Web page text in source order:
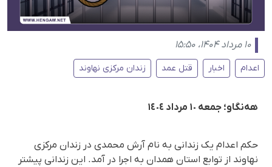
۱۰ مرداد ۱۴۰۴، ۱۵:۵۰
اعدام اخبار قتل عمد زندان مرکزی نهاوند
هەنگاو؛ جمعه ١٠ مرداد ١٤٠٤
حکم اعدام یک زندانی به نام آرش محمدی در زندان مرکزی
نهاوند از توابع استان همدان به اجرا در آمد. این زندانی پیشتر